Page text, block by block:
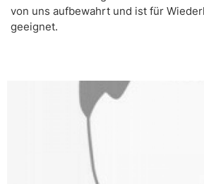
von uns aufbewahrt und ist für
geeignet.